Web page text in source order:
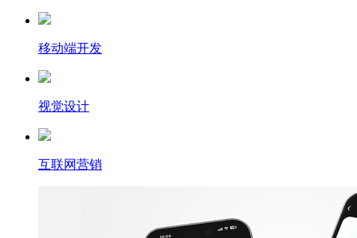
移动端开发
视觉设计
互联网营销